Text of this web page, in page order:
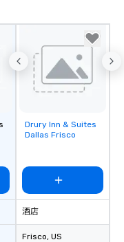
Removed from
favorites
Drury Inn & Suites
Dallas Frisco
酒店
Frisco, US